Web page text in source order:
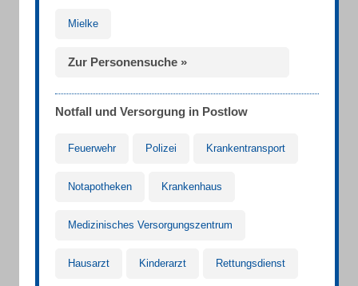
Mielke
Zur Personensuche »
Notfall und Versorgung in Postlow
Feuerwehr Polizei Krankentransport
Notapotheken Krankenhaus
Medizinisches Versorgungszentrum
Hausarzt Kinderarzt Rettungsdienst